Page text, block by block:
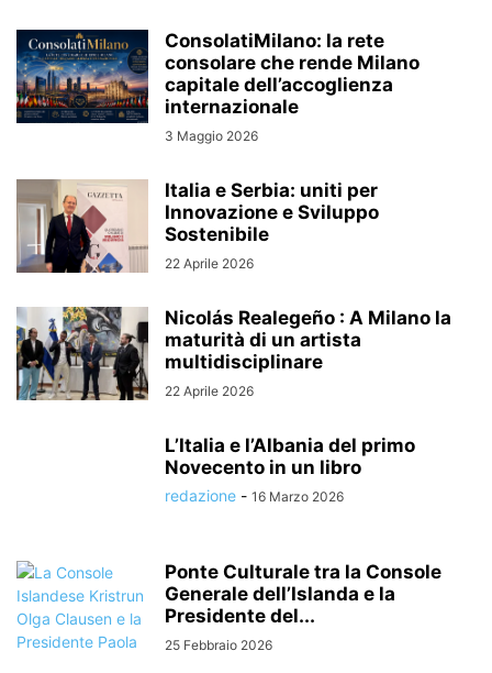
ConsolatiMilano: la rete
consolare che rende Milano
capitale dell’accoglienza
internazionale
3 Maggio 2026
Italia e Serbia: uniti per
Innovazione e Sviluppo
Sostenibile
22 Aprile 2026
Nicolás Realegeño : A Milano la
maturità di un artista
multidisciplinare
22 Aprile 2026
L’Italia e l’Albania del primo
Novecento in un libro
redazione - 16 Marzo 2026
Ponte Culturale tra la Console
Generale dell’Islanda e la
Presidente del...
25 Febbraio 2026